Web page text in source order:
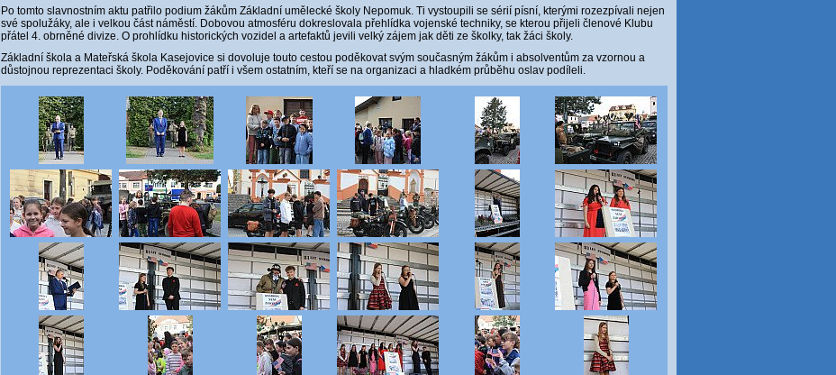
Po tomto slavnostním aktu patřilo podium žákům Základní umělecké školy Nepomuk. Ti vystoupili se sérií písní, kterými rozezpívali nejen
své spolužáky, ale i velkou část náměstí. Dobovou atmosféru dokreslovala přehlídka vojenské techniky, se kterou přijeli členové Klubu
přátel 4. obrněné divize. O prohlídku historických vozidel a artefaktů jevili velký zájem jak děti ze školky, tak žáci školy.
Základní škola a Mateřská škola Kasejovice si dovoluje touto cestou poděkovat svým současným žákům i absolventům za vzornou a
důstojnou reprezentaci školy. Poděkování patří i všem ostatním, kteří se na organizaci a hladkém průběhu oslav podíleli.